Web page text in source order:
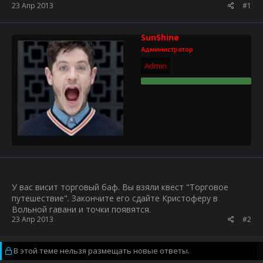
23 Апр 2013 #1
SunShine
Администратор
Admin
У вас висит торговый баф. Вы взяли квест "Торговое
путешествие". Закончите его сдайте Кристоферу в
Вольной гавани и точки появятся.
23 Апр 2013 #2
В этой теме нельзя размещать новые ответы.